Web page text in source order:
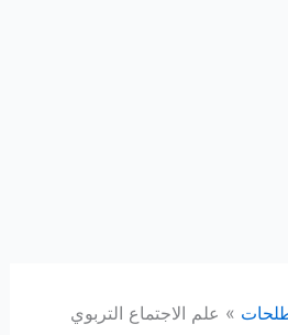
علم الاجتماع التربوي